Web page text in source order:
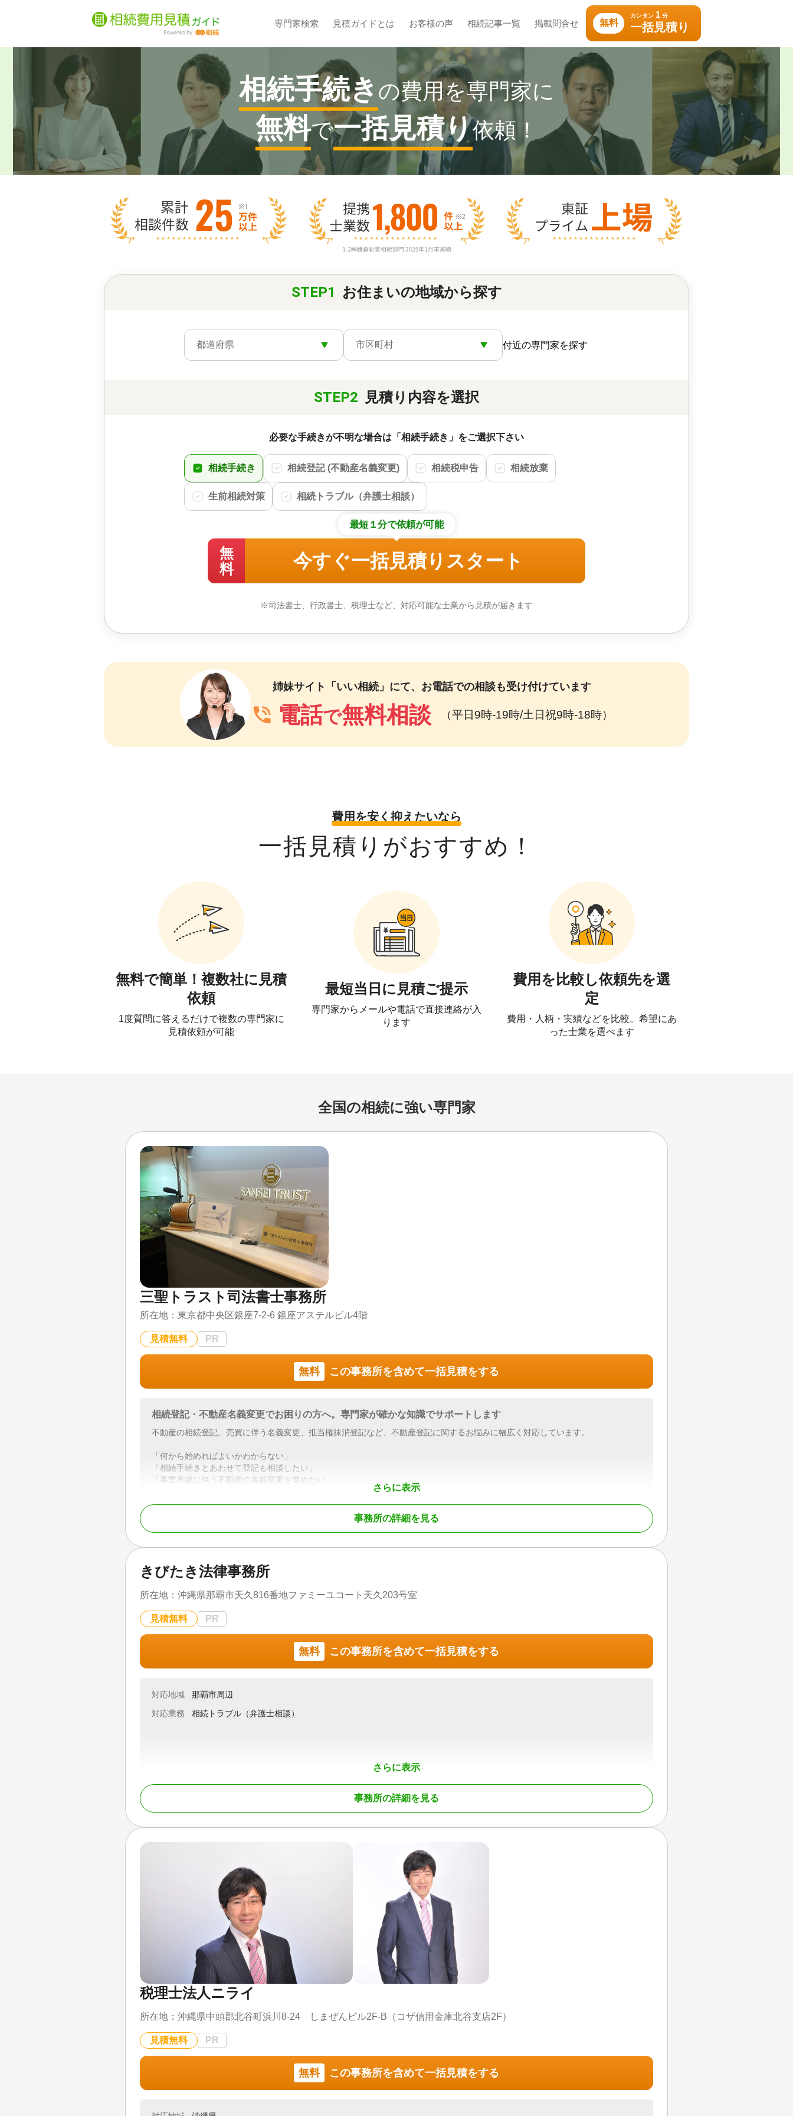
専門家検索 見積ガイドとは お客様の声 相続記事一覧 掲載問合せ 無料
カンタン 1 分
一括見積り
相続手続き の費用を専門家に
無料で一括見積り依頼！
STEP1 お住まいの地域から探す
都道府県 市区町村 付近の専門家を探す
STEP2 見積り内容を選択
必要な手続きが不明な場合は「相続手続き」をご選択下さい
相続手続き 相続登記 (不動産名義変更) 相続税申告 相続放棄
生前相続対策 相続トラブル（弁護士相談）
最短１分で依頼が可能
無
料
今すぐ一括見積りスタート
※司法書士、行政書士、税理士など、対応可能な士業から見積が届きます
姉妹サイト「いい相続」にて、お電話での相談も受け付けています
phone_in_talk 電話で無料相談 （平日9時-19時/土日祝9時-18時）
費用を安く抑えたいなら
一括見積りがおすすめ！
無料で簡単！複数社に見積
依頼
1度質問に答えるだけで複数の専門家に
見積依頼が可能
最短当日に見積ご提示
専門家からメールや電話で直接連絡が入
ります
費用を比較し依頼先を選
定
費用・人柄・実績などを比較。希望にあ
った士業を選べます
全国の相続に強い専門家
三聖トラスト司法書士事務所
所在地： 東京都中央区銀座7-2-6 銀座アステルビル4階
見積無料 PR
無料 この事務所を含めて一括見積をする
さらに表示
相続登記・不動産名義変更でお困りの方へ。専門家が確かな知識でサポートします
不動産の相続登記、売買に伴う名義変更、抵当権抹消登記など、不動産登記に関するお悩みに幅広く対応しています。
「何から始めればよいかわからない」
「相続手続きとあわせて登記も相談したい」
「事業承継に伴う不動産の名義変更を進めたい」
そのようなお客様に対し、相続・登記に精通した司法書士が状況を丁寧に整理し、必要な手続きと解決までの道筋をわかりやすくご
各分野の専門家と連携しながらワンストップでサポートいたします。
お客様一人ひとりの状況や将来設計に寄り添い、安心して手続きを進めていただける体制を整えています。
・相続・登記に強い司法書士が対応
・電話、メール、LINEによるスピーディーなレスポンス
・事前に確認できる明瞭な料金体系
・会計事務所グループならではのワンストップ対応
・相続から生前対策、事業承継まで幅広く相談可能
登記に関する不安や疑問がございましたら、まずはお気軽にご相談ください。
対応地域
東京都、神奈川県、千葉県、埼玉県
対応業務
相続登記 / 相続手続き / 事業承継
事務所の詳細を見る
きびたき法律事務所
所在地： 沖縄県那覇市天久816番地ファミーユコート天久203号室
見積無料 PR
無料 この事務所を含めて一括見積をする
さらに表示
対応地域
那覇市周辺
対応業務
相続トラブル（弁護士相談）
事務所の詳細を見る
税理士法人ニライ
所在地： 沖縄県中頭郡北谷町浜川8-24 しまぜんビル2F-B（コザ信用金庫北谷支店2F）
見積無料 PR
無料 この事務所を含めて一括見積をする